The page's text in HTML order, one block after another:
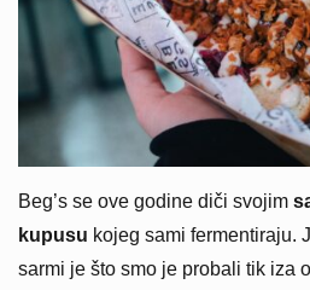
Beg’s se ove godine diči svojim
kupusu kojeg sami fermentiraju.
sarmi je što smo je probali tik iza